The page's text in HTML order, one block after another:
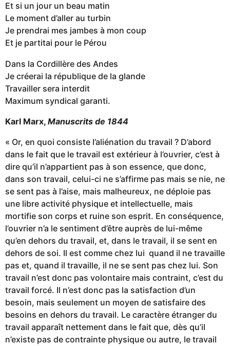
Et si un jour un beau matin
Le moment d’aller au turbin
Je prendrai mes jambes à mon coup
Et je partitai pour le Pérou
Dans la Cordillère des Andes
Je créerai la république de la glande
Travailler sera interdit
Maximum syndical garanti.
Karl Marx, Manuscrits de 1844
« Or, en quoi consiste l’aliénation du travail ? D’abord
dans le fait que le travail est extérieur à l’ouvrier, c’est à
dire qu’il n’appartient pas à son essence, que donc,
dans son travail, celui-ci ne s’affirme pas mais se nie, ne
se sent pas à l’aise, mais malheureux, ne déploie pas
une libre activité physique et intellectuelle, mais
mortifie son corps et ruine son esprit. En conséquence,
l’ouvrier n’a le sentiment d’être auprès de lui-même
qu’en dehors du travail, et, dans le travail, il se sent en
dehors de soi. Il est comme chez lui quand il ne travaille
pas et, quand il travaille, il ne se sent pas chez lui. Son
travail n’est donc pas volontaire mais contraint, c’est du
travail forcé. Il n’est donc pas la satisfaction d’un
besoin, mais seulement un moyen de satisfaire des
besoins en dehors du travail. Le caractère étranger du
travail apparaît nettement dans le fait que, dès qu’il
n’existe pas de contrainte physique ou autre, le travail